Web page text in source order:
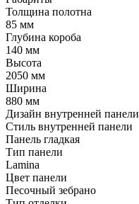
Толщина полотна
85 мм
Глубина короба
140 мм
Высота
2050 мм
Ширина
880 мм
Дизайн внутренней панели
Стиль внутренней панели
Панель гладкая
Тип панели
Lamina
Цвет панели
Песочный зебрано